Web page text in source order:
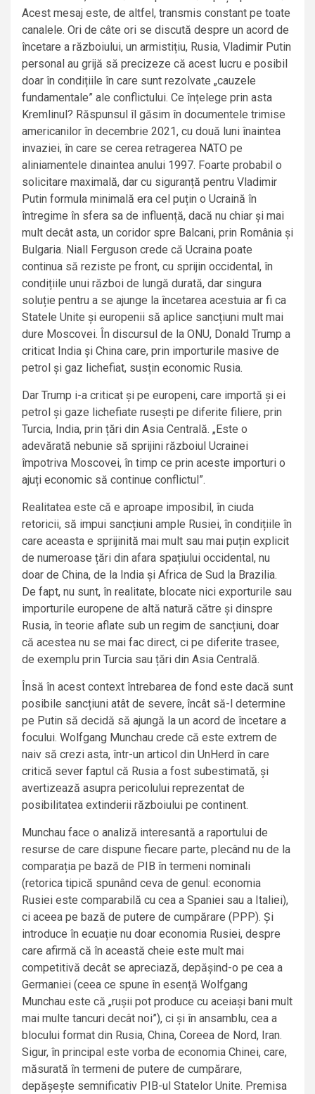
Acest mesaj este, de altfel, transmis constant pe toate
canalele. Ori de câte ori se discută despre un acord de
încetare a războiului, un armistițiu, Rusia, Vladimir Putin
personal au grijă să precizeze că acest lucru e posibil
doar în condițiile în care sunt rezolvate „cauzele
fundamentale” ale conflictului. Ce înțelege prin asta
Kremlinul? Răspunsul îl găsim în documentele trimise
americanilor în decembrie 2021, cu două luni înaintea
invaziei, în care se cerea retragerea NATO pe
aliniamentele dinaintea anului 1997. Foarte probabil o
solicitare maximală, dar cu siguranță pentru Vladimir
Putin formula minimală era cel puțin o Ucraină în
întregime în sfera sa de influență, dacă nu chiar și mai
mult decât asta, un coridor spre Balcani, prin România și
Bulgaria. Niall Ferguson crede că Ucraina poate
continua să reziste pe front, cu sprijin occidental, în
condițiile unui război de lungă durată, dar singura
soluție pentru a se ajunge la încetarea acestuia ar fi ca
Statele Unite și europenii să aplice sancțiuni mult mai
dure Moscovei. În discursul de la ONU, Donald Trump a
criticat India și China care, prin importurile masive de
petrol și gaz lichefiat, susțin economic Rusia.
Dar Trump i-a criticat și pe europeni, care importă și ei
petrol și gaze lichefiate rusești pe diferite filiere, prin
Turcia, India, prin țări din Asia Centrală. „Este o
adevărată nebunie să sprijini războiul Ucrainei
împotriva Moscovei, în timp ce prin aceste importuri o
ajuți economic să continue conflictul”.
Realitatea este că e aproape imposibil, în ciuda
retoricii, să impui sancțiuni ample Rusiei, în condițiile în
care aceasta e sprijinită mai mult sau mai puțin explicit
de numeroase țări din afara spațiului occidental, nu
doar de China, de la India și Africa de Sud la Brazilia.
De fapt, nu sunt, în realitate, blocate nici exporturile sau
importurile europene de altă natură către și dinspre
Rusia, în teorie aflate sub un regim de sancțiuni, doar
că acestea nu se mai fac direct, ci pe diferite trasee,
de exemplu prin Turcia sau țări din Asia Centrală.
Însă în acest context întrebarea de fond este dacă sunt
posibile sancțiuni atât de severe, încât să-l determine
pe Putin să decidă să ajungă la un acord de încetare a
focului. Wolfgang Munchau crede că este extrem de
naiv să crezi asta, într-un articol din UnHerd în care
critică sever faptul că Rusia a fost subestimată, și
avertizează asupra pericolului reprezentat de
posibilitatea extinderii războiului pe continent.
Munchau face o analiză interesantă a raportului de
resurse de care dispune fiecare parte, plecând nu de la
comparația pe bază de PIB în termeni nominali
(retorica tipică spunând ceva de genul: economia
Rusiei este comparabilă cu cea a Spaniei sau a Italiei),
ci aceea pe bază de putere de cumpărare (PPP). Și
introduce în ecuație nu doar economia Rusiei, despre
care afirmă că în această cheie este mult mai
competitivă decât se apreciază, depășind-o pe cea a
Germaniei (ceea ce spune în esență Wolfgang
Munchau este că „rușii pot produce cu aceiași bani mult
mai multe tancuri decât noi”), ci și în ansamblu, cea a
blocului format din Rusia, China, Coreea de Nord, Iran.
Sigur, în principal este vorba de economia Chinei, care,
măsurată în termeni de putere de cumpărare,
depășește semnificativ PIB-ul Statelor Unite. Premisa